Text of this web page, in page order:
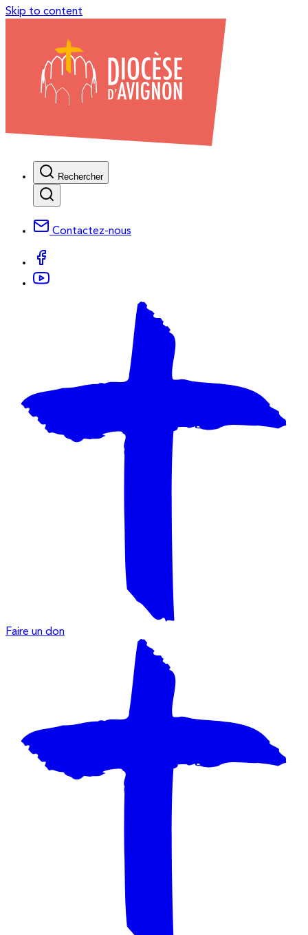
Skip to content
Rechercher
Contactez-nous
Faire un don